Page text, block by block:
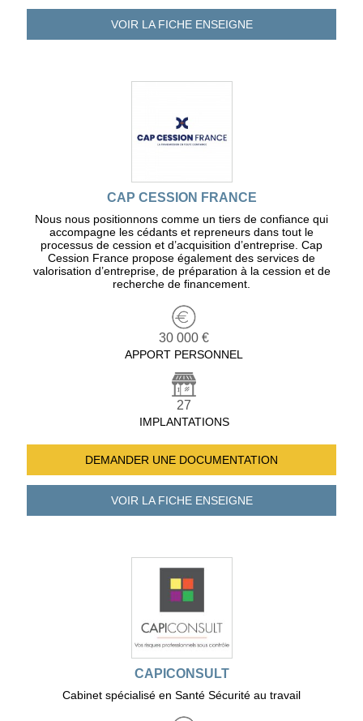
VOIR LA FICHEENSEIGNE
CAP CESSION FRANCE
Nous nous positionnons comme un tiers de confiance qui
accompagne les cédants et repreneurs dans tout le
processus de cession et d’acquisition d’entreprise. Cap
Cession France propose également des services de
valorisation d’entreprise, de préparation à la cession et de
recherche de financement.
30 000 €
APPORT PERSONNEL
27
IMPLANTATIONS
DEMANDER UNE DOCUMENTATION
VOIR LA FICHEENSEIGNE
CAPICONSULT
Cabinet spécialisé en Santé Sécurité au travail